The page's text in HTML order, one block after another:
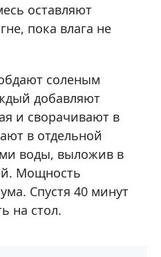
оставляют
пока влага не
соленым
добавляют
и сворачивают в
в отдельной
воды, выложив в
Мощность
Спустя 40 минут
на стол.